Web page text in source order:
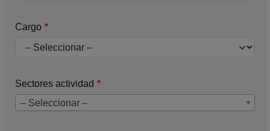
Cargo
Sectores actividad
– Seleccionar –